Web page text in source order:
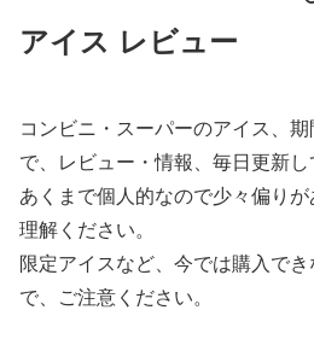
アイス レビュー
コンビニ・スーパーのアイス、
で、レビュー・情報、毎日更新し
あくまで個人的なので少々偏り
理解ください。
限定アイスなど、今では購入で
で、ご注意ください。